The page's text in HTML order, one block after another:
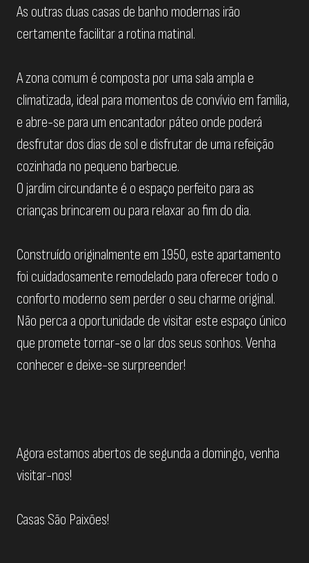
As outras duas casas de banho modernas irão
certamente facilitar a rotina matinal.
A zona comum é composta por uma sala ampla e
climatizada, ideal para momentos de convívio em família,
e abre-se para um encantador páteo onde poderá
desfrutar dos dias de sol e disfrutar de uma refeição
cozinhada no pequeno barbecue.
O jardim circundante é o espaço perfeito para as
crianças brincarem ou para relaxar ao fim do dia.
Construído originalmente em 1950, este apartamento
foi cuidadosamente remodelado para oferecer todo o
conforto moderno sem perder o seu charme original.
Não perca a oportunidade de visitar este espaço único
que promete tornar-se o lar dos seus sonhos. Venha
conhecer e deixe-se surpreender!
Agora estamos abertos de segunda a domingo, venha
visitar-nos!
Casas São Paixões!